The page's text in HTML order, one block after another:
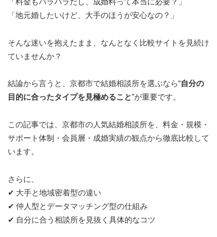
「地元婚したいけど、大手のほうが安心なの？」
そんな迷いを抱えたまま、なんとなく比較サイトを見続け
ていませんか？
結論から言うと、京都市で結婚相談所を選ぶなら“自分の
目的に合ったタイプを見極めること”が重要です。
この記事では、京都市の人気結婚相談所を、料金・規模・
サポート体制・会員層・成婚実績の観点から徹底比較して
います。
さらに、
✔ 大手と地域密着型の違い
✔ 仲人型とデータマッチング型の仕組み
✔ 自分に合う相談所を見抜く具体的なコツ